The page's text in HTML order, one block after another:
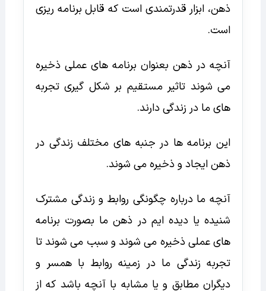
ذهن، ابزار قدرتمندی است که قابل برنامه ریزی
است.
آنچه در ذهن بعنوان برنامه های عملی ذخیره
می شوند تاثیر مستقیم بر شکل گیری تجربه
های ما در زندگی دارند.
این برنامه ها در جنبه های مختلف زندگی در
ذهن ایجاد و ذخیره می شوند.
آنچه ما درباره چگونگی روابط و زندگی مشترک
شنیده یا دیده ایم در ذهن ما بصورت برنامه
های عملی ذخیره می شوند و سبب می شوند تا
تجربه زندگی ما در زمینه روابط با همسر و
دیگران مطابق و یا مشابه با آنچه باشد که از